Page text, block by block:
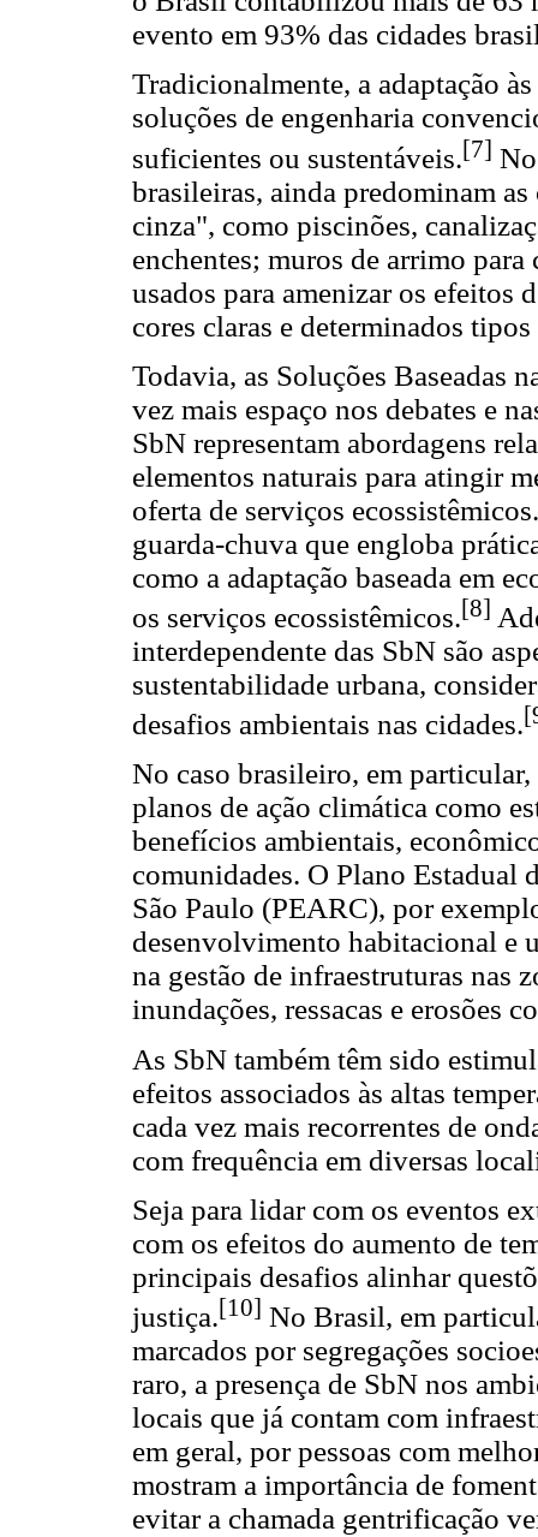
evento em 93% das cidades
Tradicionalmente, a adaptação
soluções de engenharia
suficientes ou sustentáveis.[7]
brasileiras, ainda predominam
cinza", como piscinões,
enchentes; muros de arrimo
usados para amenizar os efeitos
cores claras e determinados
Todavia, as Soluções Baseadas
vez mais espaço nos debates e
SbN representam abordagens
elementos naturais para atingir
oferta de serviços
guarda-chuva que engloba
como a adaptação baseada em
os serviços ecossistêmicos.[8]
interdependente das SbN são
sustentabilidade urbana,
desafios ambientais nas cidades.
No caso brasileiro, em
planos de ação climática como
benefícios ambientais,
comunidades. O Plano Estadual
São Paulo (PEARC), por
desenvolvimento habitacional e
na gestão de infraestruturas nas
inundações, ressacas e erosões
As SbN também têm sido
efeitos associados às altas
cada vez mais recorrentes de
com frequência em diversas
Seja para lidar com os eventos
com os efeitos do aumento de
principais desafios alinhar
justiça.[10] No Brasil, em
marcados por segregações
raro, a presença de SbN nos
locais que já contam com
em geral, por pessoas com
mostram a importância de
evitar a chamada gentrificação